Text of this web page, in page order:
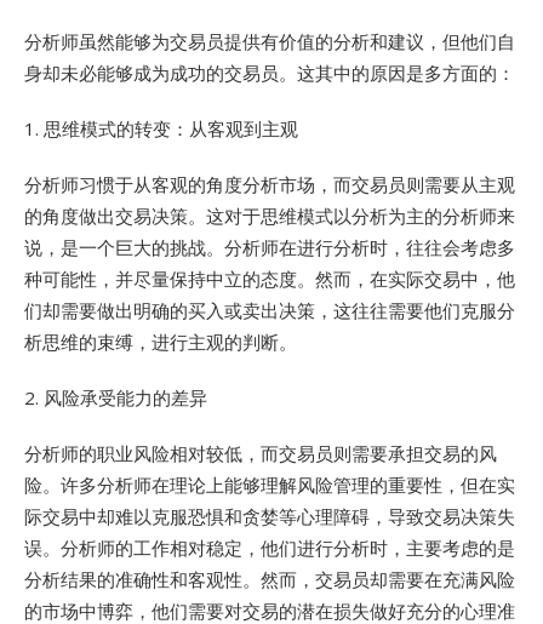
分析师虽然能够为交易员提供有价值的分析和建议，但他们自
身却未必能够成为成功的交易员。这其中的原因是多方面的：
1. 思维模式的转变：从客观到主观
分析师习惯于从客观的角度分析市场，而交易员则需要从主观
的角度做出交易决策。这对于思维模式以分析为主的分析师来
说，是一个巨大的挑战。分析师在进行分析时，往往会考虑多
种可能性，并尽量保持中立的态度。然而，在实际交易中，他
们却需要做出明确的买入或卖出决策，这往往需要他们克服分
析思维的束缚，进行主观的判断。
2. 风险承受能力的差异
分析师的职业风险相对较低，而交易员则需要承担交易的风
险。许多分析师在理论上能够理解风险管理的重要性，但在实
际交易中却难以克服恐惧和贪婪等心理障碍，导致交易决策失
误。分析师的工作相对稳定，他们进行分析时，主要考虑的是
分析结果的准确性和客观性。然而，交易员却需要在充满风险
的市场中博弈，他们需要对交易的潜在损失做好充分的心理准